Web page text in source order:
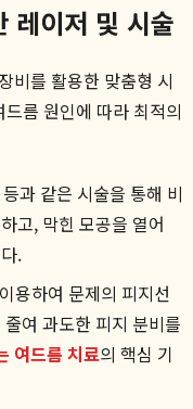
레이저 및 시술
비를 활용한 맞춤형 시
름 원인에 따라 최적의
과 같은 시술을 통해 비
고, 막힌 모공을 열어
.
용하여 문제의 피지선
여 과도한 피지 분비를
여드름 치료의 핵심 기